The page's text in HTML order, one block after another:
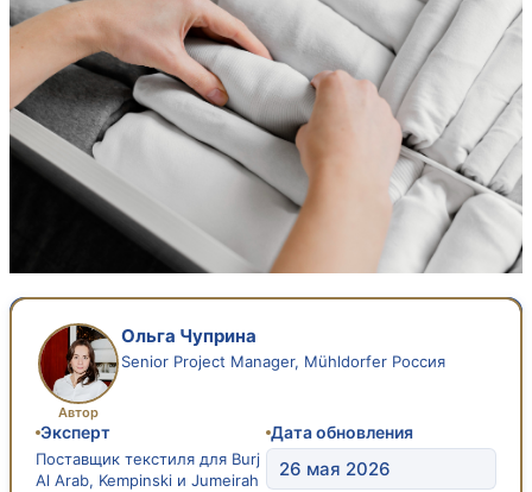
Автор
Ольга Чуприна
Senior Project Manager, Mühldorfer Россия
Эксперт
Поставщик текстиля для Burj
Al Arab, Kempinski и Jumeirah
Дата обновления
26 мая 2026